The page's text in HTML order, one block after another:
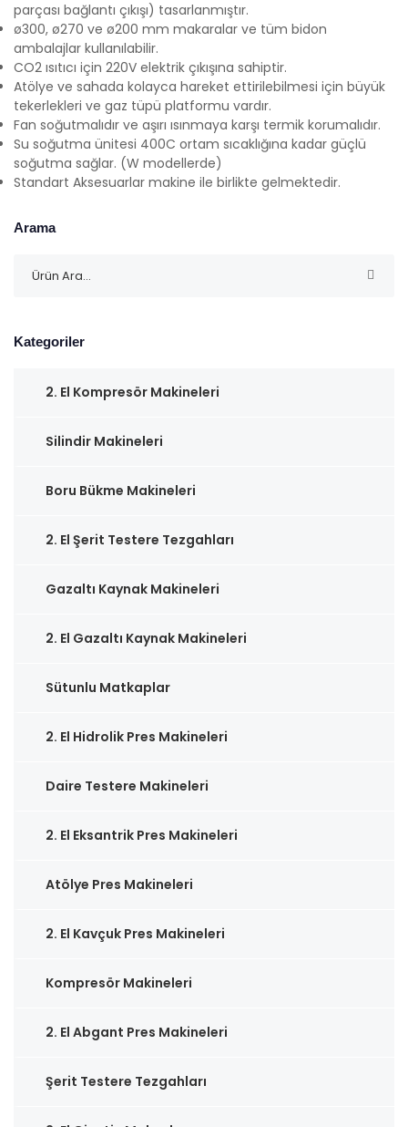
parçası bağlantı çıkışı) tasarlanmıştır.
ø300, ø270 ve ø200 mm makaralar ve tüm bidon
ambalajlar kullanılabilir.
CO2 ısıtıcı için 220V elektrik çıkışına sahiptir.
Atölye ve sahada kolayca hareket ettirilebilmesi için büyük
tekerlekleri ve gaz tüpü platformu vardır.
Fan soğutmalıdır ve aşırı ısınmaya karşı termik korumalıdır.
Su soğutma ünitesi 400C ortam sıcaklığına kadar güçlü
soğutma sağlar. (W modellerde)
Standart Aksesuarlar makine ile birlikte gelmektedir.
Arama
Kategoriler
2. El Kompresör Makineleri
Silindir Makineleri
Boru Bükme Makineleri
2. El Şerit Testere Tezgahları
Gazaltı Kaynak Makineleri
2. El Gazaltı Kaynak Makineleri
Sütunlu Matkaplar
2. El Hidrolik Pres Makineleri
Daire Testere Makineleri
2. El Eksantrik Pres Makineleri
Atölye Pres Makineleri
2. El Kavçuk Pres Makineleri
Kompresör Makineleri
2. El Abgant Pres Makineleri
Şerit Testere Tezgahları